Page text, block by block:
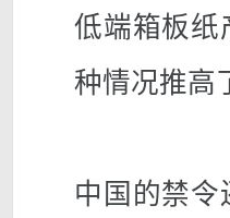
低端箱板纸
种情况推高
中国的禁